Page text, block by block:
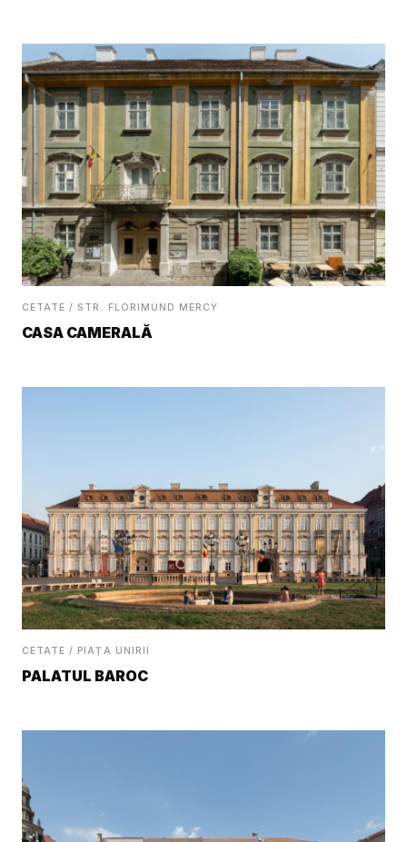
CETATE / STR. FLORIMUND MERCY
CASA CAMERALĂ
CETATE / PIAȚA UNIRII
PALATUL BAROC